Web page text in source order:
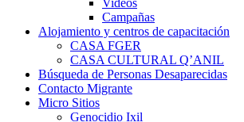
Videos
Campañas
Alojamiento y centros de capacitación
CASA FGER
CASA CULTURAL Q’ANIL
Búsqueda de Personas Desaparecidas
Contacto Migrante
Micro Sitios
Genocidio Ixil